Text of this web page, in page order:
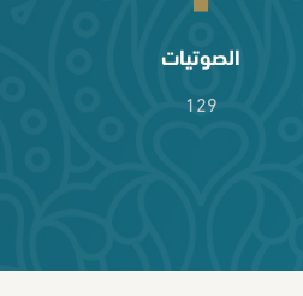
الصوتيات
129